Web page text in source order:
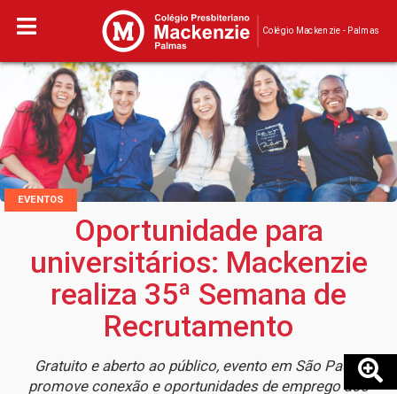
Colégio Mackenzie - Palmas
EVENTOS
Oportunidade para
universitários: Mackenzie
realiza 35ª Semana de
Recrutamento
Gratuito e aberto ao público, evento em São Paulo
promove conexão e oportunidades de emprego aos